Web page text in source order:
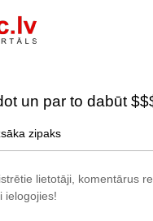
un par to dabūt
zipaks
lietotāji, komentārus
ielogojies!